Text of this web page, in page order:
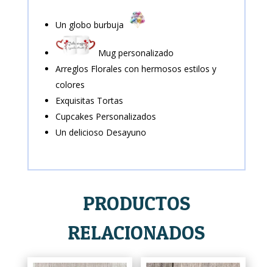
Un globo burbuja
Mug personalizado
Arreglos Florales con hermosos estilos y
colores
Exquisitas Tortas
Cupcakes Personalizados
Un delicioso Desayuno
PRODUCTOS
RELACIONADOS